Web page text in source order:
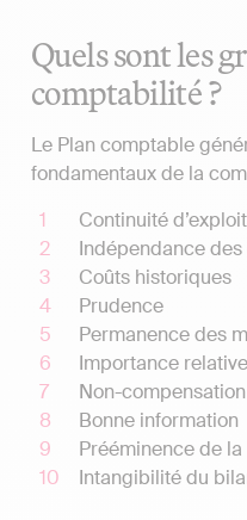
Quels sont les
comptabilité ?
Le Plan comptable
fondamentaux de la
Continuité
Indépendance
Coûts historiques
Prudence
Permanence des
Importance relative
Non-compensation
Bonne information
Prééminence de
Intangibilité du